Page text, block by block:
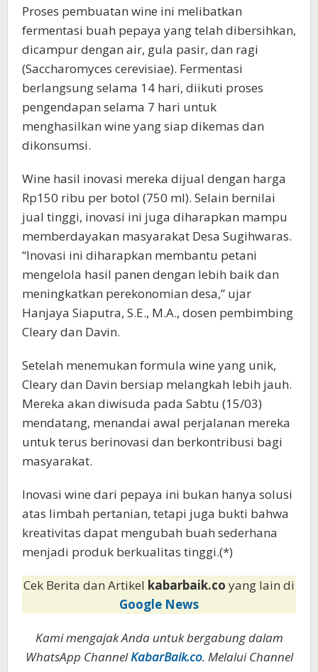
Proses pembuatan wine ini melibatkan
fermentasi buah pepaya yang telah dibersihkan,
dicampur dengan air, gula pasir, dan ragi
(Saccharomyces cerevisiae). Fermentasi
berlangsung selama 14 hari, diikuti proses
pengendapan selama 7 hari untuk
menghasilkan wine yang siap dikemas dan
dikonsumsi.
Wine hasil inovasi mereka dijual dengan harga
Rp150 ribu per botol (750 ml). Selain bernilai
jual tinggi, inovasi ini juga diharapkan mampu
memberdayakan masyarakat Desa Sugihwaras.
“Inovasi ini diharapkan membantu petani
mengelola hasil panen dengan lebih baik dan
meningkatkan perekonomian desa,” ujar
Hanjaya Siaputra, S.E., M.A., dosen pembimbing
Cleary dan Davin.
Setelah menemukan formula wine yang unik,
Cleary dan Davin bersiap melangkah lebih jauh.
Mereka akan diwisuda pada Sabtu (15/03)
mendatang, menandai awal perjalanan mereka
untuk terus berinovasi dan berkontribusi bagi
masyarakat.
Inovasi wine dari pepaya ini bukan hanya solusi
atas limbah pertanian, tetapi juga bukti bahwa
kreativitas dapat mengubah buah sederhana
menjadi produk berkualitas tinggi.(*)
Cek Berita dan Artikel kabarbaik.co yang lain di
Google News
Kami mengajak Anda untuk bergabung dalam
WhatsApp ChannelKabarBaik.co. Melalui Channel